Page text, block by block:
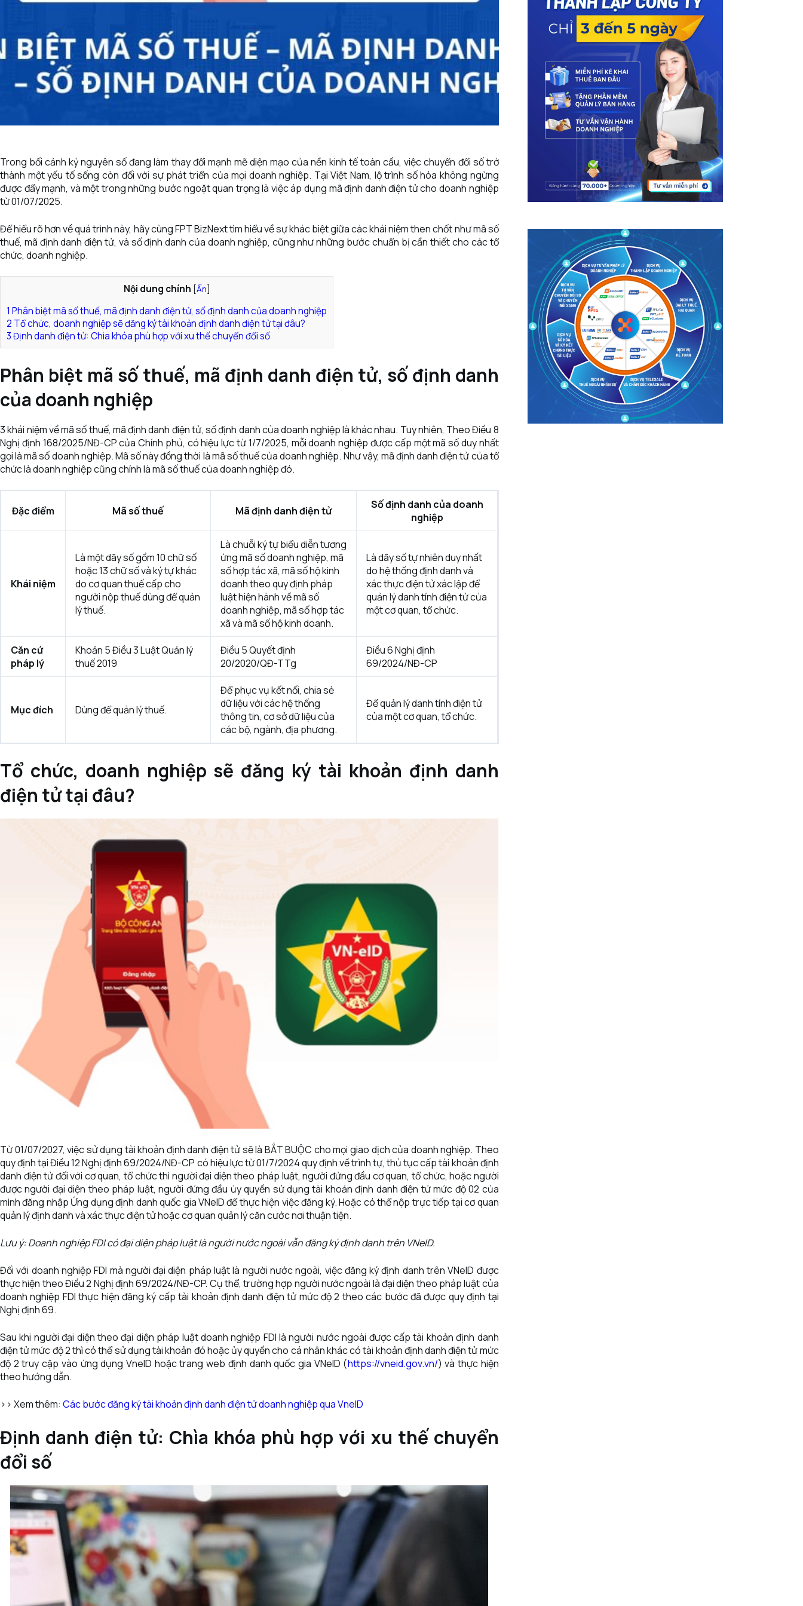
Trong bối cảnh kỷ nguyên số đang làm thay đổi mạnh mẽ diện mạo của nền kinh tế toàn cầu, việc chuyển đổi số trở
thành một yếu tố sống còn đối với sự phát triển của mọi doanh nghiệp. Tại Việt Nam, lộ trình số hóa không ngừng
được đẩy mạnh, và một trong những bước ngoặt quan trọng là việc áp dụng mã định danh điện tử cho doanh nghiệp
từ 01/07/2025.
Để hiểu rõ hơn về quá trình này, hãy cùng FPT BizNext tìm hiểu về sự khác biệt giữa các khái niệm then chốt như mã số
thuế, mã định danh điện tử, và số định danh của doanh nghiệp, cũng như những bước chuẩn bị cần thiết cho các tổ
chức, doanh nghiệp.
Nội dung chính Ẩn
1 Phân biệt mã số thuế, mã định danh điện tử, số định danh của doanh nghiệp
2 Tổ chức, doanh nghiệp sẽ đăng ký tài khoản định danh điện tử tại đâu?
3Định danh điện tử: Chìa khóa phù hợp với xu thế chuyển đổi số
Phân biệt mã số thuế, mã định danh điện tử, số định danh
của doanh nghiệp
3 khái niệm về mã số thuế, mã định danh điện tử, số định danh của doanh nghiệp là khác nhau. Tuy nhiên, Theo Điều 8
Nghị định 168/2025/NĐ-CP của Chính phủ, có hiệu lực từ 1/7/2025, mỗi doanh nghiệp được cấp một mã số duy nhất
gọi là mã số doanh nghiệp. Mã số này đồng thời là mã số thuế của doanh nghiệp. Như vậy, mã định danh điện tử của tổ
chức là doanh nghiệp cũng chính là mã số thuế của doanh nghiệp đó.
Đặc điểm Mã số thuế Mã định danh điện tử
Số định danh của doanh
nghiệp
Khái niệm
Là một dãy số gồm 10 chữ số
hoặc 13 chữ số và ký tự khác
do cơ quan thuế cấp cho
người nộp thuế dùng để quản
lý thuế.
Là chuỗi ký tự biểu diễn tương
ứng mã số doanh nghiệp, mã
số hợp tác xã, mã số hộ kinh
doanh theo quy định pháp
luật hiện hành về mã số
doanh nghiệp, mã số hợp tác
xã và mã số hộ kinh doanh.
Là dãy số tự nhiên duy nhất
do hệ thống định danh và
xác thực điện tử xác lập để
quản lý danh tính điện tử của
một cơ quan, tổ chức.
Căn cứ
pháp lý
Khoản 5 Điều 3 Luật Quản lý
thuế 2019
Điều 5 Quyết định
20/2020/QĐ-TTg
Điều 6 Nghị định
69/2024/NĐ-CP
Mục đích Dùng để quản lý thuế.
Để phục vụ kết nối, chia sẻ
dữ liệu với các hệ thống
thông tin, cơ sở dữ liệu của
các bộ, ngành, địa phương.
Để quản lý danh tính điện tử
của một cơ quan, tổ chức.
Tổ chức, doanh nghiệp sẽ đăng ký tài khoản định danh
điện tử tại đâu?
Từ 01/07/2027, việc sử dụng tài khoản định danh điện tử sẽ là BẮT BUỘC cho mọi giao dịch của doanh nghiệp. Theo
quy định tại Điều 12 Nghị định 69/2024/NĐ-CP có hiệu lực từ 01/7/2024 quy định về trình tự, thủ tục cấp tài khoản định
danh điện tử đối với cơ quan, tổ chức thì người đại diện theo pháp luật, người đứng đầu cơ quan, tổ chức, hoặc người
được người đại diện theo pháp luật, người đứng đầu ủy quyền sử dụng tài khoản định danh điện tử mức độ 02 của
mình đăng nhập Ứng dụng định danh quốc gia VNeID để thực hiện việc đăng ký. Hoặc có thể nộp trực tiếp tại cơ quan
quản lý định danh và xác thực điện tử hoặc cơ quan quản lý căn cước nơi thuận tiện.
Lưu ý: Doanh nghiệp FDI có đại diện pháp luật là người nước ngoài vẫn đăng ký định danh trên VNeID.
Đối với doanh nghiệp FDI mà người đại diện pháp luật là người nước ngoài, việc đăng ký định danh trên VNeID được
thực hiện theo Điều 2 Nghị định 69/2024/NĐ-CP. Cụ thể, trường hợp người nước ngoài là đại diện theo pháp luật của
doanh nghiệp FDI thực hiện đăng ký cấp tài khoản định danh điện tử mức độ 2 theo các bước đã được quy định tại
Nghị định 69.
Sau khi người đại diện theo đại diện pháp luật doanh nghiệp FDI là người nước ngoài được cấp tài khoản định danh
điện tử mức độ 2 thì có thể sử dụng tài khoản đó hoặc ủy quyền cho cá nhân khác có tài khoản định danh điện tử mức
độ 2 truy cập vào ứng dụng VneID hoặc trang web định danh quốc gia VNeID (https://vneid.gov.vn/) và thực hiện
theo hướng dẫn.
>> Xem thêm: Các bước đăng ký tài khoản định danh điện tử doanh nghiệp qua VneID
Định danh điện tử: Chìa khóa phù hợp với xu thế chuyển
đổi số